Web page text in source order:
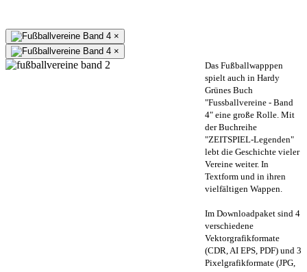
×
×
Das Fußballwapppen
spielt auch in Hardy
Grünes Buch
"Fussballvereine - Band
4" eine große Rolle. Mit
der Buchreihe
"ZEITSPIEL-Legenden"
lebt die Geschichte vieler
Vereine weiter. In
Textform und in ihren
vielfältigen Wappen.
Im Downloadpaket sind 4
verschiedene
Vektorgrafikformate
(CDR, AI EPS, PDF) und 3
Pixelgrafikformate (JPG,